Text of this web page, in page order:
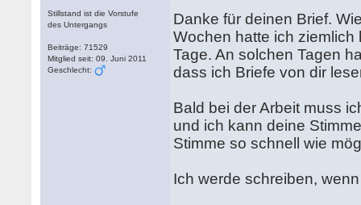
Stillstand ist die Vorstufe
des Untergangs
Beiträge: 71529
Mitglied seit: 09. Juni 2011
Geschlecht:
Danke für deinen Brief.
Wochen hatte ich
Tage. An solchen Tagen
dass ich Briefe von dir
Bald bei der Arbeit muss
und ich kann deine
Stimme so schnell wie
Ich werde schreiben,